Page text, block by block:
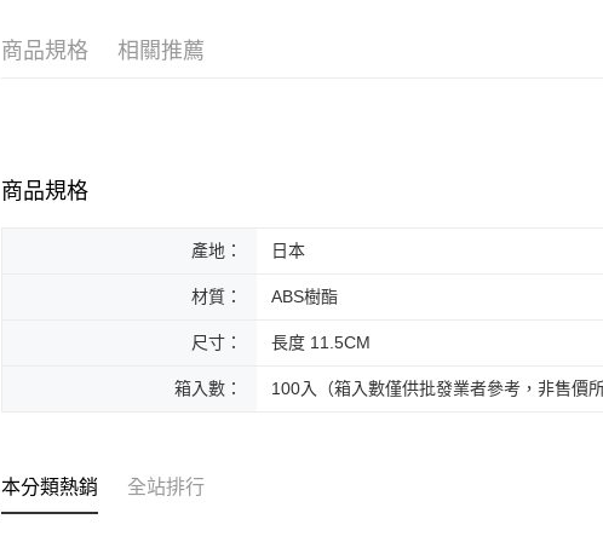
商品規格 相關推薦
商品規格
產地： 日本
材質： ABS樹酯
尺寸： 長度 11.5CM
箱入數： 100入（箱入數僅供批發業者參考，非售價所
本分類熱銷 全站排行